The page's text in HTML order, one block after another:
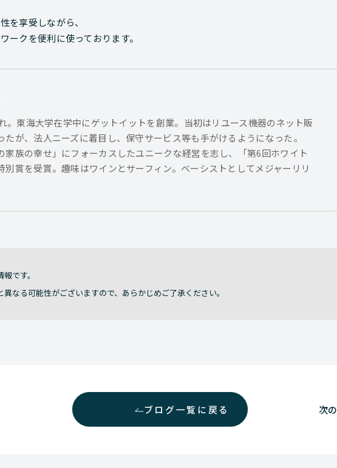
を享受しながら、
ークを便利に使っております。
。東海大学在学中にゲットイットを創業。当初はリユース機器のネット販
たが、法人ニーズに着目し、保守サービス等も手がけるようになった。
家族の幸せ」にフォーカスしたユニークな経営を志し、「第6回ホワイト
別賞を受賞。趣味はワインとサーフィン。ベーシストとしてメジャーリリ
です。
なる可能性がございますので、あらかじめご了承ください。
ブログ一覧に戻る 次の